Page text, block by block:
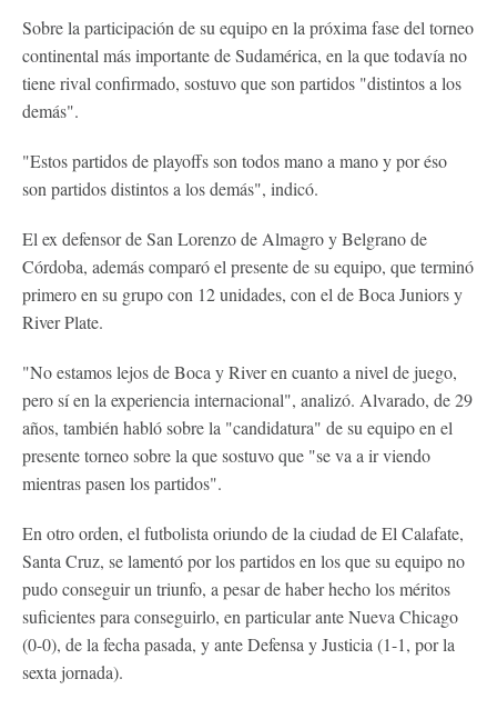
Sobre la participación de su equipo en la próxima fase del torneo
continental más importante de Sudamérica, en la que todavía no
tiene rival confirmado, sostuvo que son partidos "distintos a los
demás".
"Estos partidos de playoffs son todos mano a mano y por éso
son partidos distintos a los demás", indicó.
El ex defensor de San Lorenzo de Almagro y Belgrano de
Córdoba, además comparó el presente de su equipo, que terminó
primero en su grupo con 12 unidades, con el de Boca Juniors y
River Plate.
"No estamos lejos de Boca y River en cuanto a nivel de juego,
pero sí­ en la experiencia internacional", analizó. Alvarado, de 29
años, también habló sobre la "candidatura" de su equipo en el
presente torneo sobre la que sostuvo que "se va a ir viendo
mientras pasen los partidos".
En otro orden, el futbolista oriundo de la ciudad de El Calafate,
Santa Cruz, se lamentó por los partidos en los que su equipo no
pudo conseguir un triunfo, a pesar de haber hecho los méritos
suficientes para conseguirlo, en particular ante Nueva Chicago
(0-0), de la fecha pasada, y ante Defensa y Justicia (1-1, por la
sexta jornada).